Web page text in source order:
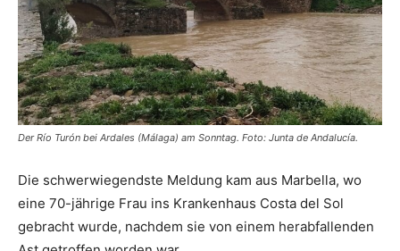
Der Río Turón bei Ardales (Málaga) am Sonntag. Foto: Junta de Andalucía.
Die schwerwiegendste Meldung kam aus Marbella, wo
eine 70-jährige Frau ins Krankenhaus Costa del Sol
gebracht wurde, nachdem sie von einem herabfallenden